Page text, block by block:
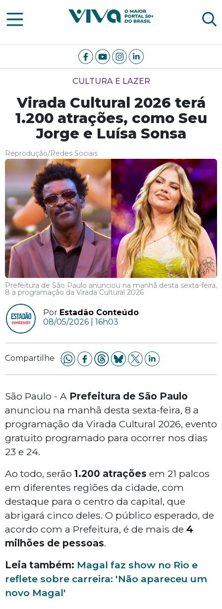
Viva Notícias
CULTURA E LAZER
Virada Cultural 2026 terá
1.200 atrações, como Seu
Jorge e Luísa Sonsa
Reprodução/Redes Sociais
Prefeitura de São Paulo anunciou na manhã desta sexta-feira,
8 a programação da Virada Cultural 2026
Por Estadão Conteúdo
08/05/2026 | 16h03
Compartilhe
São Paulo - A Prefeitura de São Paulo
anunciou na manhã desta sexta-feira, 8 a
programação da Virada Cultural 2026, evento
gratuito programado para ocorrer nos dias
23 e 24.
Ao todo, serão 1.200 atrações em 21 palcos
em diferentes regiões da cidade, com
destaque para o centro da capital, que
abrigará cinco deles. O público esperado, de
acordo com a Prefeitura, é de mais de 4
milhões de pessoas.
Leia também: Magal faz show no Rio e
reflete sobre carreira: 'Não apareceu um
novo Magal'